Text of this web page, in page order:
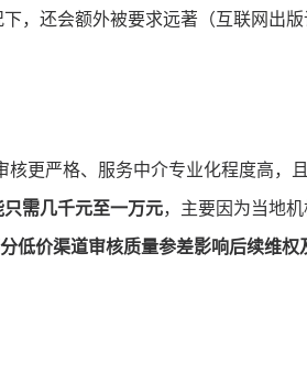
，还会额外被要求远著（互联网出
核更严格、服务中介专业化程度高，
需几千元至一万元，主要因为当地
低价渠道审核质量参差影响后续维权